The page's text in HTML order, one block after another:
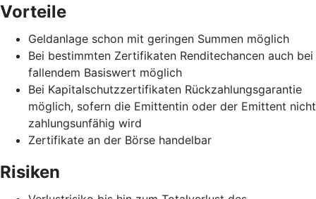
Vorteile
Geldanlage schon mit geringen Summen möglich
Bei bestimmten Zertifikaten Renditechancen auch bei
fallendem Basiswert möglich
Bei Kapitalschutzzertifikaten Rückzahlungsgarantie
möglich, sofern die Emittentin oder der Emittent nicht
zahlungsunfähig wird
Zertifikate an der Börse handelbar
Risiken